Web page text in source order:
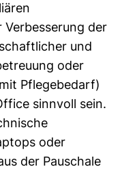
der
und
oder
Pflegebedarf)
sinnvoll sein.
oder
der Pauschale